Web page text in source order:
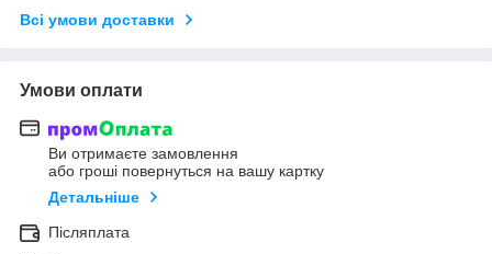
Всі умови доставки
Умови оплати
Ви отримаєте замовлення
або гроші повернуться на вашу картку
Детальніше
Післяплата